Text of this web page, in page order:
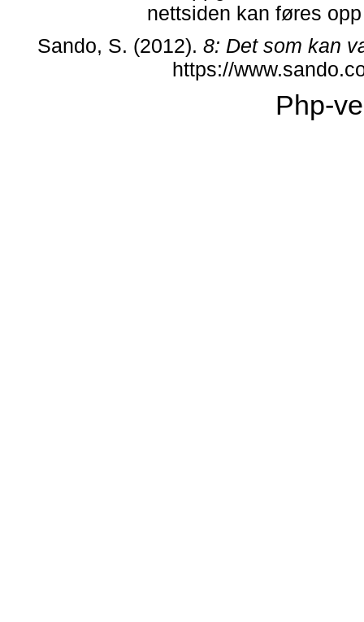
nettsiden kan føres
Sando, S. (2012). 8: Det som kan
https://
Php-